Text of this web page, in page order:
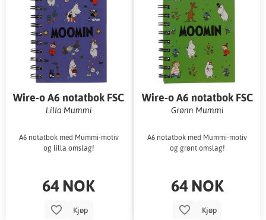
Wire-o A6 notatbok FSC
Lilla Mummi
A6 notatbok med Mummi-motiv
og lilla omslag!
64 NOK
Kjøp
Wire-o A6 notatbok FSC
Grønn Mummi
A6 notatbok med Mummi-motiv
og grønt omslag!
64 NOK
Kjøp